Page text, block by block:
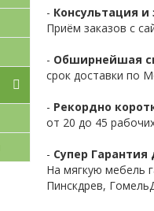
- Консультация и
Приём заказов с
- Обширнейшая
срок доставки по
- Рекордно
от 20 до 45
- Супер Гарантия
На мягкую мебель
Пинскдрев,